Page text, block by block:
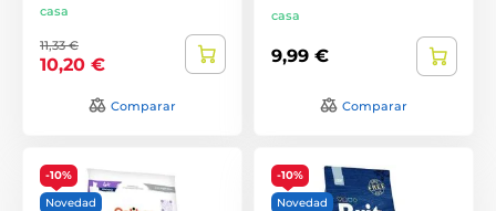
casa
11,33 €
10,20 €
Comparar
casa
9,99 €
Comparar
-10%
Novedad
-10%
Novedad